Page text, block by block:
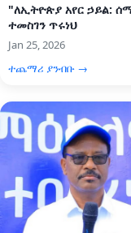
"ለኢትዮጵያ አየር ኃይል:
ተመስገን ጥሩነህ
Jan 25, 2026
ተጨማሪ ያንብቡ →